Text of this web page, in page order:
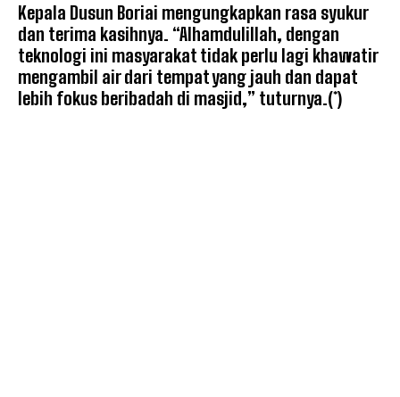
Kepala Dusun Boriai mengungkapkan rasa syukur
dan terima kasihnya. “Alhamdulillah, dengan
teknologi ini masyarakat tidak perlu lagi khawatir
mengambil air dari tempat yang jauh dan dapat
lebih fokus beribadah di masjid,” tuturnya.(*)